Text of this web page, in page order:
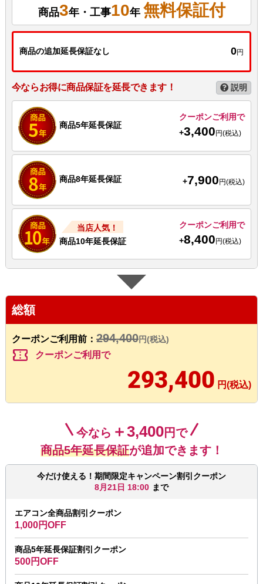
商品3年・工事10年 無料保証付
商品の追加延長保証なし 0円
今ならお得に商品保証を延長できます！ 説明
商品5年延長保証
クーポンご利用で
+3,400 円(税込)
商品8年延長保証 +7,900円(税込)
当店人気！
商品10年延長保証
クーポンご利用で
+8,400 円(税込)
総額
クーポンご利用前： 294,400円(税込)
confirmation_number クーポンご利用で
293,400 円(税込)
今なら ＋3,400円で
商品5年延長保証が追加できます！
今だけ使える！期間限定キャンペーン割引クーポン
8月21日 18:00 まで
エアコン全商品割引クーポン
1,000円OFF
商品5年延長保証割引クーポン
500円OFF